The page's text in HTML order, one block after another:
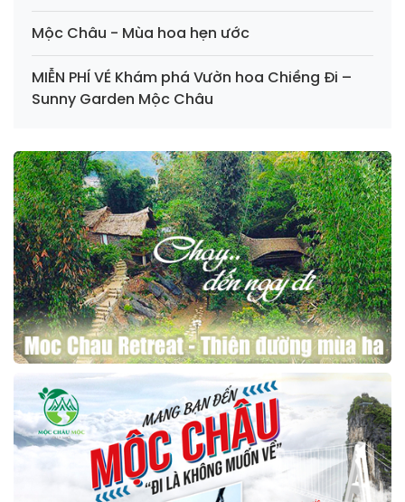
Mộc Châu - Mùa hoa hẹn ước
MIỄN PHÍ VÉ Khám phá Vườn hoa Chiềng Đi –
Sunny Garden Mộc Châu